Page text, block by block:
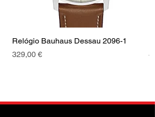
Relógio Bauhaus Dessau 2096-1
Preis
329,00 €